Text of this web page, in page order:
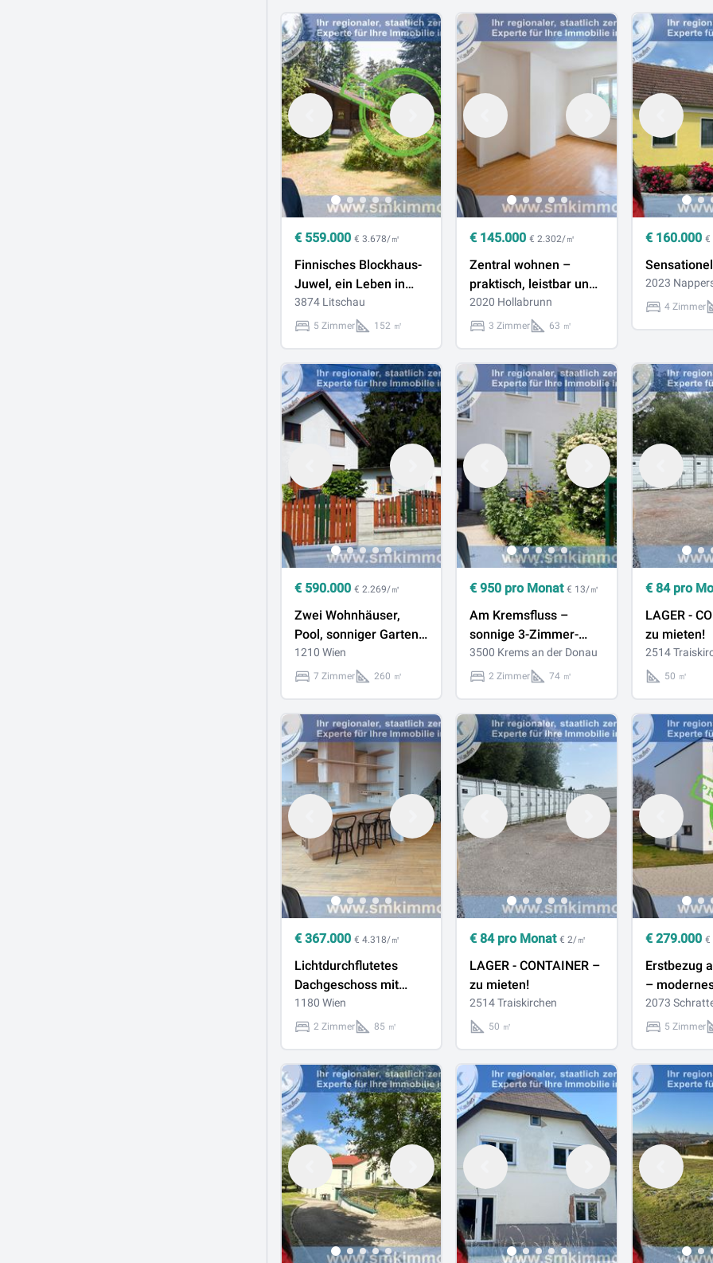
€ 559.000 € 3.678/㎡
Finnisches Blockhaus-
Juwel, ein Leben in
absoluter Exklusivität!
3874 Litschau
5 Zimmer 152 ㎡
€ 145.000 € 2.302/㎡
Zentral wohnen –
praktisch, leistbar und
gemütlich!
2020 Hollabrunn
3 Zimmer 63 ㎡
€ 160.000 €
2023
4 Zimmer
€ 590.000 € 2.269/㎡
Zwei Wohnhäuser,
Pool, sonniger Garten,
viele Möglichkeiten –
U1 Leopoldau!
1210 Wien
7 Zimmer 260 ㎡
€950 pro Monat€ 13/㎡
Am Kremsfluss –
sonnige 3-Zimmer-
Wohnung mit
herrlicher Aussicht!
3500 Krems an der Donau
2 Zimmer 74 ㎡
€ 84pro
LAGER -
zu mieten!
2514
50 ㎡
€ 367.000 € 4.318/㎡
Lichtdurchflutetes
Dachgeschoss mit
großzügigem
Raumgefühl!
1180 Wien
2 Zimmer 85 ㎡
€84pro Monat€ 2/㎡
LAGER - CONTAINER –
zu mieten!
2514 Traiskirchen
50 ㎡
€ 279.000 €
Erstbezug
–
2073
5 Zimmer